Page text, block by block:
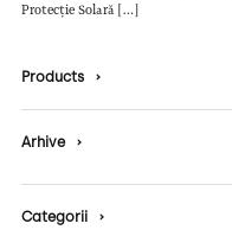
Protecție Solară […]
Products ›
Arhive ›
Categorii ›